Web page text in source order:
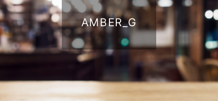
AMBER_G